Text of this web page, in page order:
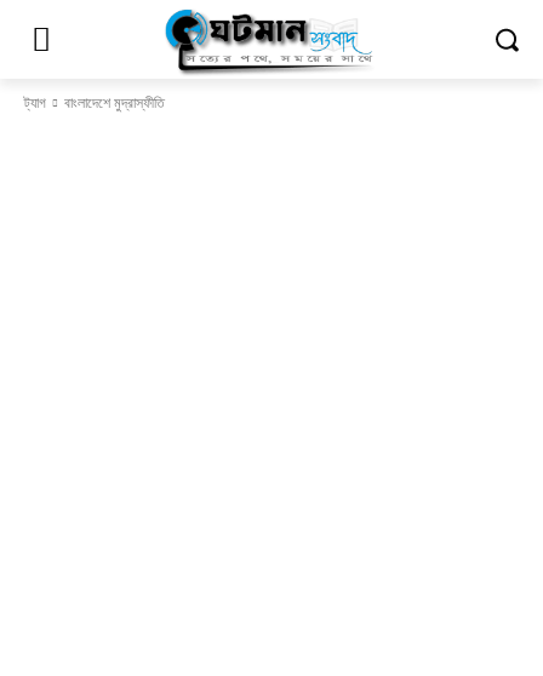
ট্যাগ বাংলাদেশে মুদ্রাস্ফীতি